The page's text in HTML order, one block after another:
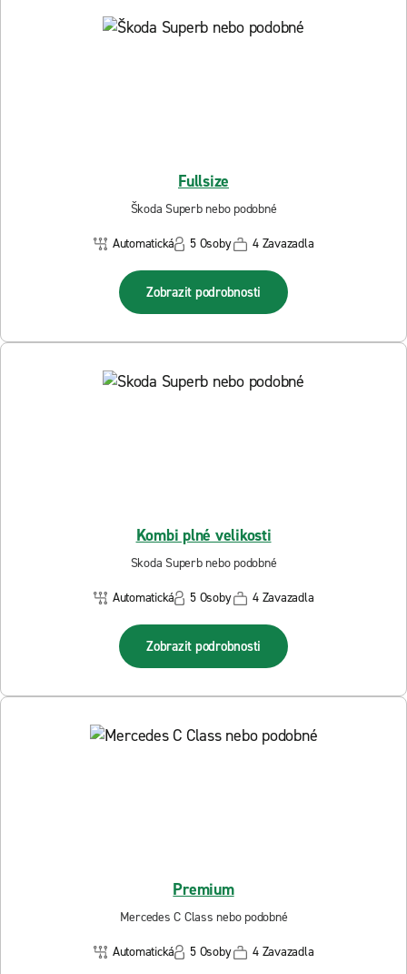
Fullsize
Škoda Superb nebo podobné
Automatická
5 Osoby 4 Zavazadla
Zobrazit podrobnosti
Kombi plné velikosti
Skoda Superb nebo podobné
Automatická
5 Osoby 4 Zavazadla
Zobrazit podrobnosti
Premium
Mercedes C Class nebo podobné
Automatická
5 Osoby 4 Zavazadla